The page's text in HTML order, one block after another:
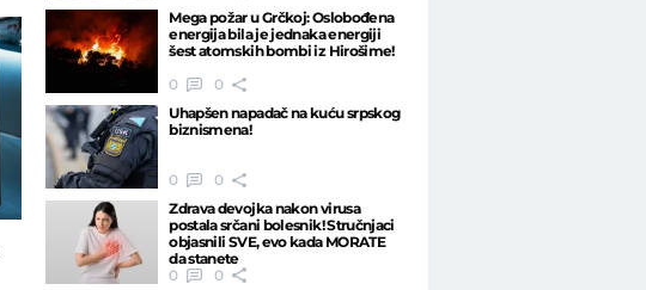
Mega požar u Grčkoj: Oslobođena
energija bila je jednaka energiji
šest atomskih bombi iz Hirošime!
0
0
Uhapšen napadač na kuću srpskog
biznismena!
0
0
Zdrava devojka nakon virusa
postala srčani bolesnik! Stručnjaci
objasnili SVE, evo kada MORATE
da stanete
0
0